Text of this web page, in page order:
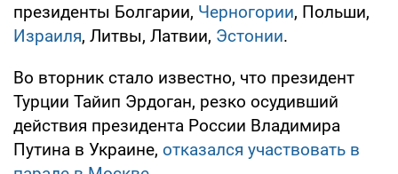
президенты Болгарии, Черногории, Польши,
Израиля, Литвы, Латвии, Эстонии.
Во вторник стало известно, что президент
Турции Тайип Эрдоган, резко осудивший
действия президента России Владимира
Путина в Украине, отказался участвовать в